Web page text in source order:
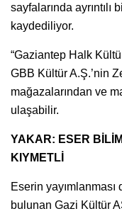
sayfalarında
kaydediliyor.
“Gaziantep Halk
GBB Kültür A.Ş.’nin
mağazalarından ve
ulaşabilir.
YAKAR: ESER
KIYMETLİ
Eserin
bulunan Gazi Kültür